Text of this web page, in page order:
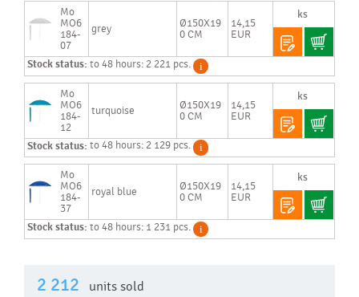
Mo
MO6
184-
07
grey
Ø150X19
0 CM
14,15
EUR
Stock status: to 48 hours: 2 221 pcs.
Mo
MO6
184-
12
turquoise
Ø150X19
0 CM
14,15
EUR
Stock status: to 48 hours: 2 129 pcs.
Mo
MO6
184-
37
royal blue
Ø150X19
0 CM
14,15
EUR
Stock status: to 48 hours: 1 231 pcs.
2 212 units sold